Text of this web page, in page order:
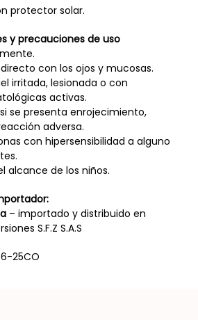
protector solar.
y precauciones de uso
con los ojos y mucosas.
irritada, lesionada o con
activas.
se presenta enrojecimiento,
adversa.
con hipersensibilidad a alguno
alcance de los niños.
– importado y distribuido en
S.F.Z S.A.S
25CO